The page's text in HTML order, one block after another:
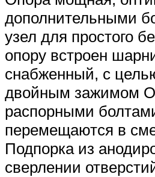
дополнительными
узел для простого
опору встроен
снабженный, с
двойным зажимом
распорными
перемещаются в
Подпорка из
сверлении